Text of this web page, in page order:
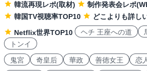
韓流再現レポ(取材)
制作発表会レポ
韓国TV視聴率TOP10
どこよりも詳し
Netflix世界TOP10
ヘチ 王座への道
トンイ
鬼宮
奇皇后 華政 善徳女王 恋